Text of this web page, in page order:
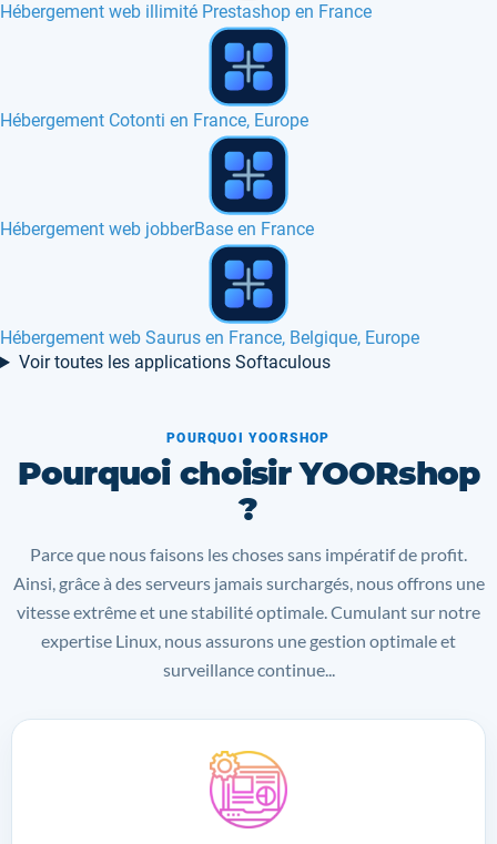
Hébergement web illimité Prestashop en France
Hébergement Cotonti en France, Europe
Hébergement web jobberBase en France
Hébergement web Saurus en France, Belgique, Europe
Voir toutes les applications Softaculous
POURQUOI YOORSHOP
Pourquoi choisir YOORshop
?
Parce que nous faisons les choses sans impératif de profit.
Ainsi, grâce à des serveurs jamais surchargés, nous offrons une
vitesse extrême et une stabilité optimale. Cumulant sur notre
expertise Linux, nous assurons une gestion optimale et
surveillance continue...